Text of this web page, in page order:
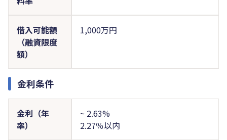
借入可能額
（融資限度
額）
1,000万円
金利条件
金利（年
率）
~ 2.63%
2.27％以内